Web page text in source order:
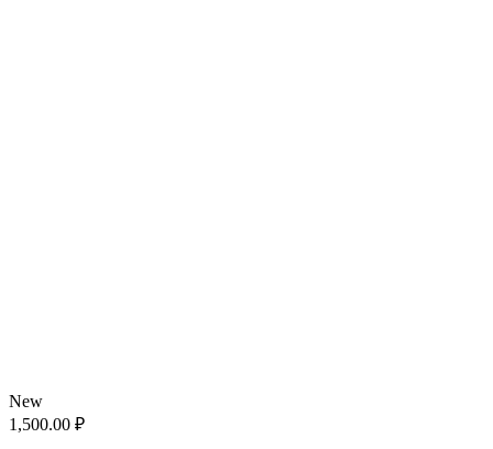
New
1,500.00 ₽